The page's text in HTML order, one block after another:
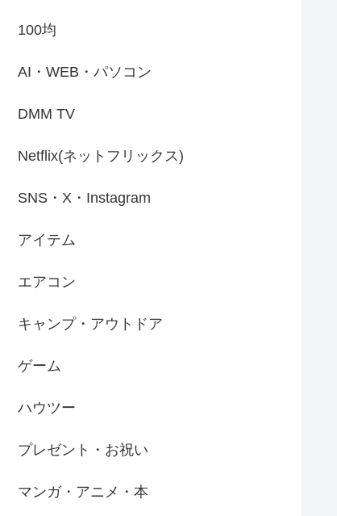
100均
AI・WEB・パソコン
DMM TV
Netflix(ネットフリックス)
SNS・X・Instagram
アイテム
エアコン
キャンプ・アウトドア
ゲーム
ハウツー
プレゼント・お祝い
マンガ・アニメ・本